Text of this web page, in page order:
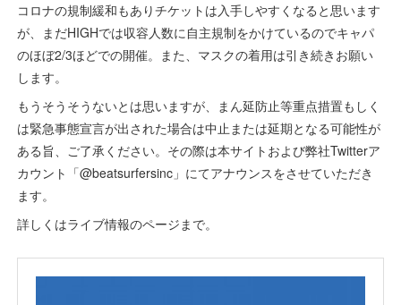
コロナの規制緩和もありチケットは入手しやすくなると思います
が、まだHIGHでは収容人数に自主規制をかけているのでキャパ
のほぼ2/3ほどでの開催。また、マスクの着用は引き続きお願い
します。
もうそうそうないとは思いますが、まん延防止等重点措置もしく
は緊急事態宣言が出された場合は中止または延期となる可能性が
ある旨、ご了承ください。その際は本サイトおよび弊社Twitterア
カウント「@beatsurfersinc」にてアナウンスをさせていただき
ます。
詳しくはライブ情報のページまで。